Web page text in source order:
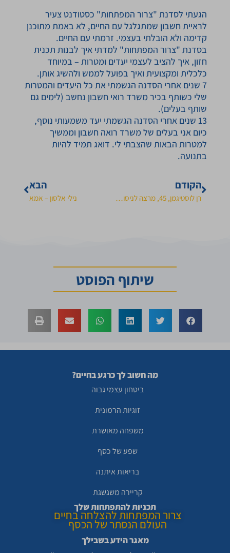
הגעתי לסדנת "צרור המפתחות" כסטודנט צעיר
לראיית חשבון שמתגלגל עם החיים, לא באמת מתוכנן
קדימה ולא הובלתי בעצמי. זרמתי עם החיים.
בסדנת "צרור המפתחות" למדתי איך לבנות תכנית
חזון, איך להציב לעצמי יעדים ומטרות – במיוחד
כלכלית ומקצועית ואיך בפועל לממש ולהשיג אותן.
7 שנים אחרי הסדנה הגשמתי את כל היעדים והמטרות
שלי כשותף בכיר משרד רואי חשבון נחשב (לימים גם
שותף בעלים).
13 שנים אחרי הסדנה הגשמתי יעד משמעותי נוסף,
כיום אני בעלים של משרד רואה חשבון וממשיך
למטרות הבאות שהצבתי לי. דואג תמיד להיות
בתנועה.
הקודם
רן לוסטיגמן, 45, מרצה לניסוח משפטי
הבא
נילי אלסון – אמא
שיתוף הפוסט
מה חשוב לך כרגע בחיים?
ביטחון עצמי גבוה
זוגיות הרמונית
משפחה מאושרת
שפע של כסף
בריאות איתנה
קריירה משגשגת
תכניות להתפתחות שלך
צרור המפתחות להצלחה בחיים
העולם הנסתר של הכסף
מאגר הידע בשבילך